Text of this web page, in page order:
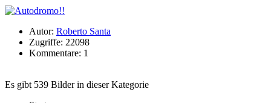
Autor: Roberto Santa
Zugriffe: 22098
Kommentare: 1
Es gibt 539 Bilder in dieser Kategorie